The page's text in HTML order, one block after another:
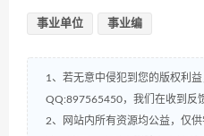
事业单位 事业编
1、若无意中侵犯到您的版权利益
QQ:897565450，我们在收到反
2、网站内所有资源均公益，仅